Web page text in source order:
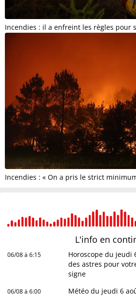
Incendies : il a enfreint les règles pour
Incendies : « On a pris le strict
L'info en
06/08 à 6:15
Horoscope du jeudi
des astres pour
signe
06/08 à 6:00
Météo du jeudi 6